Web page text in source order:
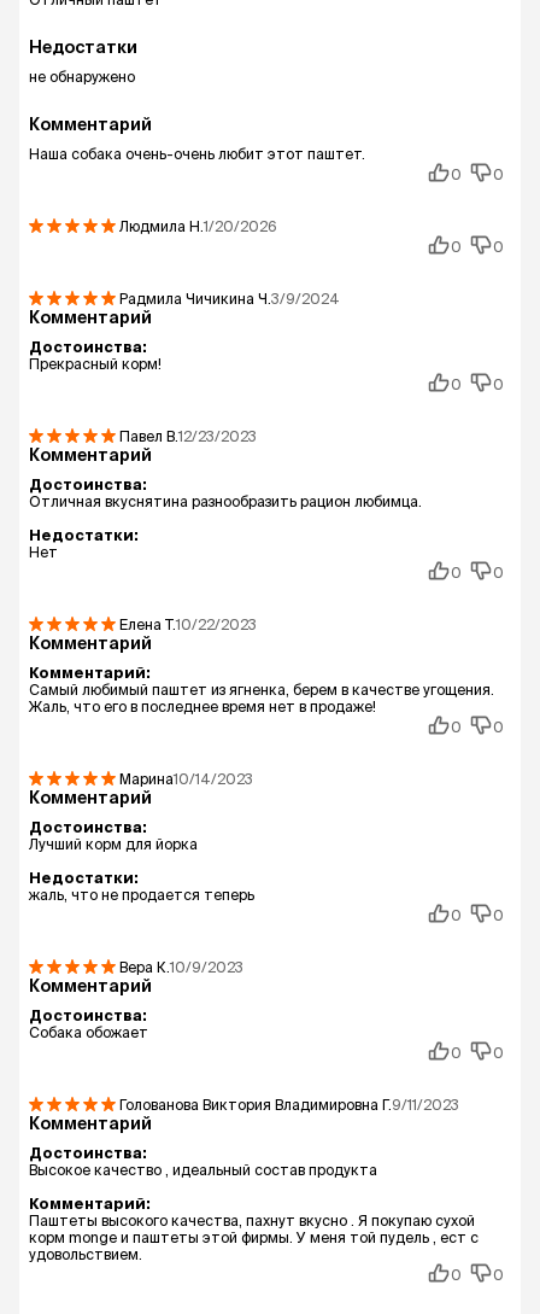
Недостатки
не обнаружено
Комментарий
Наша собака очень-очень любит этот паштет.
0
0
Людмила Н.1/20/2026
0
0
Радмила Чичикина Ч. 3/9/2024
Комментарий
Достоинства:
Прекрасный корм!
0
0
Павел В.12/23/2023
Комментарий
Достоинства:
Отличная вкуснятина разнообразить рацион любимца.
Недостатки:
Нет
0
0
Елена Т.10/22/2023
Комментарий
Комментарий:
Самый любимый паштет из ягненка, берем в качестве угощения.
Жаль, что его в последнее время нет в продаже!
0
0
Марина10/14/2023
Комментарий
Достоинства:
Лучший корм для йорка
Недостатки:
жаль, что не продается теперь
0
0
Вера К.10/9/2023
Комментарий
Достоинства:
Собака обожает
0
0
Голованова Виктория Владимировна Г.9/11/2023
Комментарий
Достоинства:
Высокое качество , идеальный состав продукта
Комментарий:
Паштеты высокого качества, пахнут вкусно . Я покупаю сухой
корм monge и паштеты этой фирмы. У меня той пудель , ест с
удовольствием.
0
0